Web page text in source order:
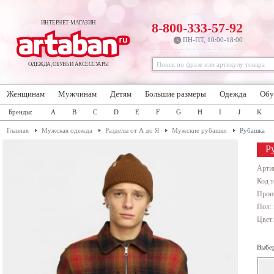
ИНТЕРНЕТ-МАГАЗИН
ОДЕЖДА, ОБУВЬ И АКСЕССУАРЫ
8-800-333-57-92
ПН-ПТ, 10:00-18:00
Женщинам Мужчинам Детям Большие размеры Одежда
Бренды: A B C D E F G H I J K
Главная Мужская одежда Разделы от А до Я Мужские рубашки Рубашка
Код
Пол: